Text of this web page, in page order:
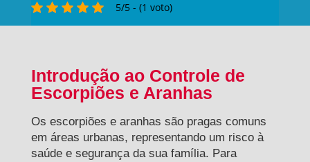
5/5 - (1 voto)
Introdução ao Controle de
Escorpiões e Aranhas
Os escorpiões e aranhas são pragas comuns
em áreas urbanas, representando um risco à
saúde e segurança da sua família. Para